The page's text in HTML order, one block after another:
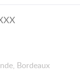
Bordeaux